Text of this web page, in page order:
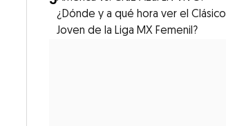
¿Dónde y a qué hora ver el Clásico
Joven de la Liga MX Femenil?